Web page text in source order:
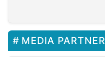
MEDIA PARTNER